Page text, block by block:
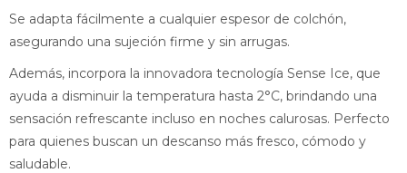
Se adapta fácilmente a cualquier espesor de colchón,
asegurando una sujeción firme y sin arrugas.
Además, incorpora la innovadora tecnología Sense Ice, que
ayuda a disminuir la temperatura hasta 2°C, brindando una
sensación refrescante incluso en noches calurosas. Perfecto
para quienes buscan un descanso más fresco, cómodo y
saludable.